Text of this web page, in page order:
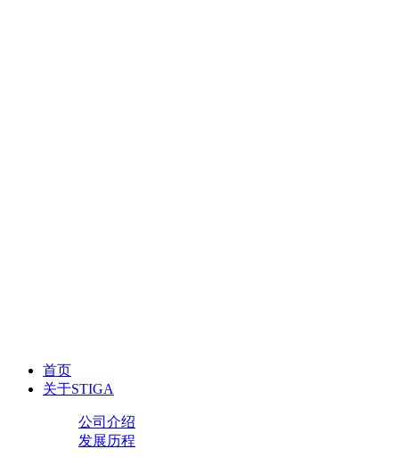
首页
关于STIGA
公司介绍
发展历程